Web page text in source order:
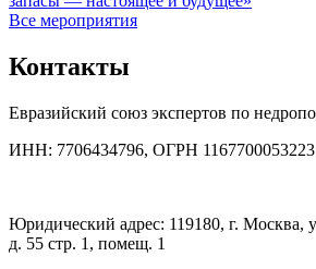
Все мероприятия
Контакты
Евразийский союз экспертов по
ИНН: 7706434796, ОГРН 1167700053223
Юридический адрес: 119180, г. Москва,
д. 55 стр. 1, помещ. 1